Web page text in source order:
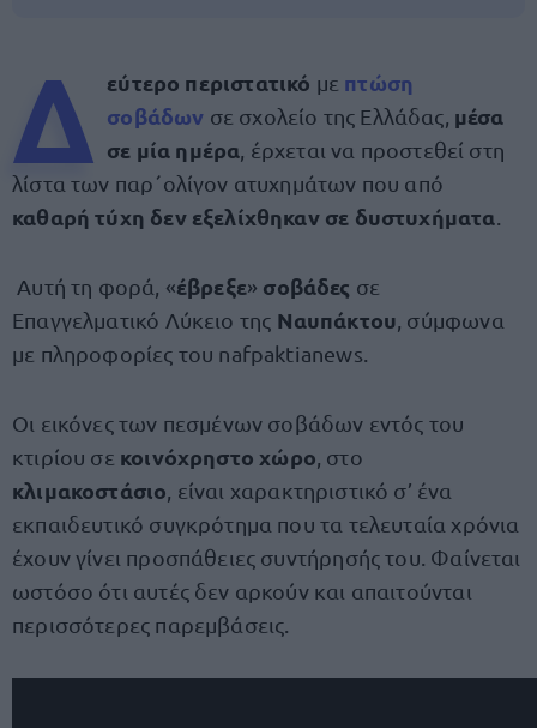
Δ εύτερο περιστατικό με πτώση
σοβάδων σε σχολείο της Ελλάδας, μέσα
σε μία ημέρα , έρχεται να προστεθεί στη
λίστα των παρ΄ολίγον ατυχημάτων που από
καθαρή τύχη δεν εξελίχθηκαν σε δυστυχήματα
Αυτή τη φορά, «έβρεξε» σοβάδες σε
Επαγγελματικό Λύκειο της Ναυπάκτου , σύμφωνα
με πληροφορίες του nafpaktianews.
Οι εικόνες των πεσμένων σοβάδων εντός του
κτιρίου σε κοινόχρηστο χώρο , στο
κλιμακοστάσιο , είναι χαρακτηριστικό σ’ ένα
εκπαιδευτικό συγκρότημα που τα τελευταία χρόνια
έχουν γίνει προσπάθειες συντήρησής του. Φαίνεται
ωστόσο ότι αυτές δεν αρκούν και απαιτούνται
περισσότερες παρεμβάσεις.